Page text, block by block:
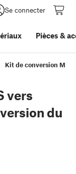
Se connecter
Pièces &
Kit de conversion
vers
du